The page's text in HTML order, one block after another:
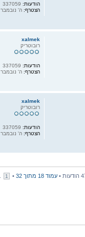
הודעות:
הצטרף: ה' נובמבר 16, 2023 10:48 am
xalmek
רובוטריק
הודעות:337059
הצטרף:ה' נובמבר 16, 2023 10:48 am
xalmek
רובוטריק
הודעות:
הצטרף: ה' נובמבר 16, 2023 10:48 am
• עמוד 18 מתוך 32
•
1